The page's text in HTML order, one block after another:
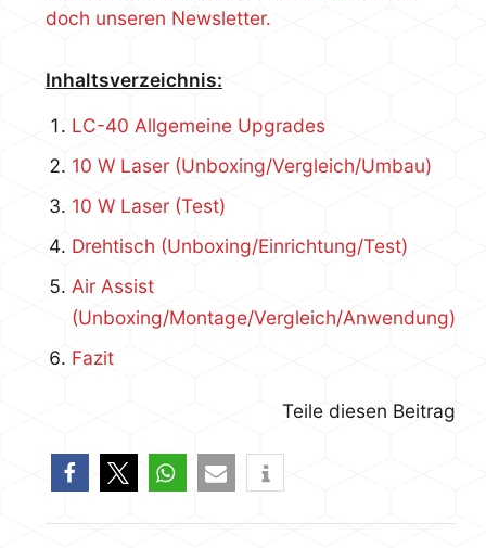
doch unseren Newsletter.
Inhaltsverzeichnis:
LC-40 Allgemeine Upgrades
10 W Laser (Unboxing/Vergleich/Umbau)
10 W Laser (Test)
Drehtisch (Unboxing/Einrichtung/Test)
Air Assist
(Unboxing/Montage/Vergleich/Anwendung)
Fazit
Teile diesen Beitrag